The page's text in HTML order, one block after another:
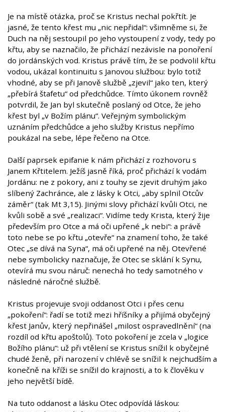
Je na místě otázka, proč se Kristus nechal pokřtít. Je
jasné, že tento křest mu „nic nepřidal“: všimněme si, že
Duch na něj sestoupil po jeho vystoupení z vody, tedy po
křtu, aby se naznačilo, že přichází nezávisle na ponoření
do jordánských vod. Kristus právě tím, že se podvolil křtu
vodou, ukázal kontinuitu s Janovou službou: bylo totiž
vhodné, aby se při Janově službě „zjevil“ jako ten, který
„přebírá štafetu“ od předchůdce. Tímto úkonem rovněž
potvrdil, že Jan byl skutečně poslaný od Otce, že jeho
křest byl „v Božím plánu“. Veřejným symbolickým
uznáním předchůdce a jeho služby Kristus nepřímo
poukázal na sebe, lépe řečeno na Otce.
Další paprsek epifanie k nám přichází z rozhovoru s
Janem Křtitelem. Ježíš jasně říká, proč přichází k vodám
Jordánu: ne z pokory, ani z touhy se zjevit druhým jako
slíbený Zachránce, ale z lásky k Otci, „aby splnil Otcův
záměr“ (tak Mt 3,15). Jinými slovy přichází kvůli Otci, ne
kvůli sobě a své „realizaci“. Vidíme tedy Krista, který žije
především pro Otce a má oči upřené „k nebi“: a právě
toto nebe se po křtu „otevře“ na znamení toho, že také
Otec „se dívá na Syna“, má oči upřené na něj. Otevřené
nebe symbolicky naznačuje, že Otec se sklání k Synu,
otevírá mu svou náruč: nenechá ho tedy samotného v
následné náročné službě.
Kristus projevuje svoji oddanost Otci i přes cenu
„pokoření“: řadí se totiž mezi hříšníky a přijímá obyčejný
křest Janův, který nepřinášel „milost ospravedlnění“ (na
rozdíl od křtu apoštolů). Toto pokoření je zcela v „logice
Božího plánu“: už při vtělení se Kristus snížil k obyčejné
chudé ženě, při narození v chlévě se snížil k nejchudším a
konečně na kříži se snížil do krajnosti, a to k člověku v
jeho největší bídě.
Na tuto oddanost a lásku Otec odpovídá láskou: